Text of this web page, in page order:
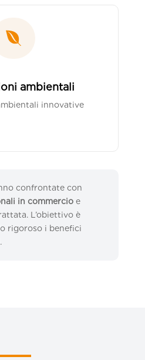

ambientali
innovative
confrontate con
in commercioe
L’obiettivo è
rigoroso i benefici